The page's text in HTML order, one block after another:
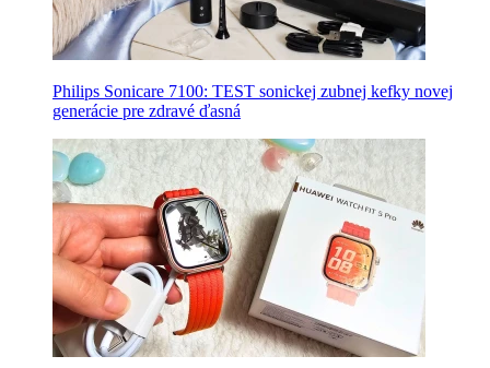
Philips Sonicare 7100: TEST sonickej zubnej kefky novej
generácie pre zdravé ďasná